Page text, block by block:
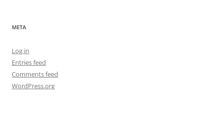
META
Log in
Entries feed
Comments feed
WordPress.org